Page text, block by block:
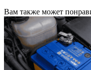
Вам также может